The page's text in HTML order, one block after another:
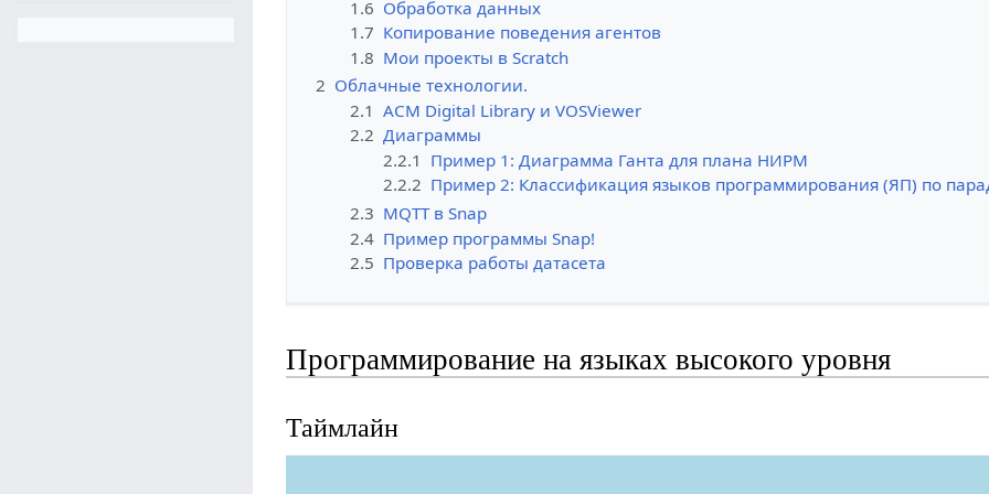
1.6 Обработка данных
1.7 Копирование поведения агентов
1.8 Мои проекты в Scratch
2 Облачные технологии.
2.1 ACM Digital Library и VOSViewer
2.2 Диаграммы
2.2.1 Пример 1: Диаграмма Ганта для плана НИРМ
2.2.2 Пример 2: Классификация языков программирования (ЯП) по
2.3 MQTT в Snap
2.4 Пример программы Snap!
2.5 Проверка работы датасета
Программирование на языках высокого уровня
Таймлайн